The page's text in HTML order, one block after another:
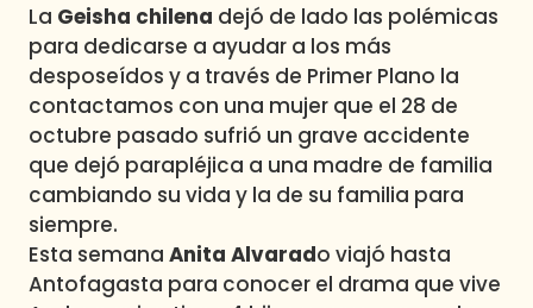
La Geisha chilena dejó de lado las polémicas
para dedicarse a ayudar a los más
desposeídos y a través de Primer Plano la
contactamos con una mujer que el 28 de
octubre pasado sufrió un grave accidente
que dejó parapléjica a una madre de familia
cambiando su vida y la de su familia para
siempre.
Esta semana Anita Alvarado viajó hasta
Antofagasta para conocer el drama que vive